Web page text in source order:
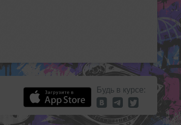
Будь в курсе: